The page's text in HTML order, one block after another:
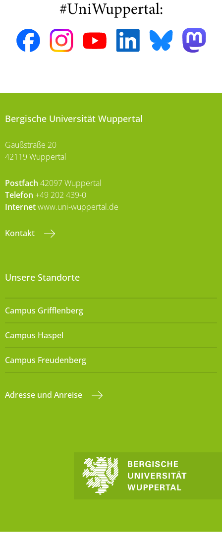
#UniWuppertal:
Bergische Universität Wuppertal
Gaußstraße 20
42119 Wuppertal
Postfach 42097 Wuppertal
Telefon +49 202 439-0
Internetwww.uni-wuppertal.de
Kontakt
Unsere Standorte
Campus Grifflenberg
Campus Haspel
Campus Freudenberg
Adresse und Anreise